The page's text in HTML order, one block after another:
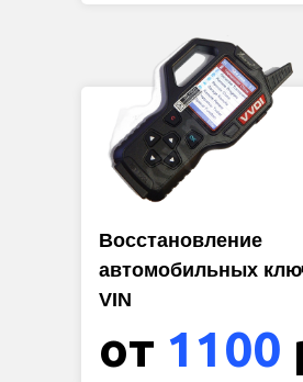
Восстановление
автомобильных
VIN
от 1100